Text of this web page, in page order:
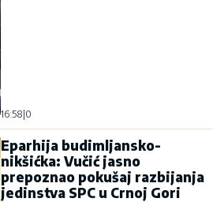
16:58|0
Eparhija budimljansko-
nikšićka: Vučić jasno
prepoznao pokušaj razbijanja
jedinstva SPC u Crnoj Gori